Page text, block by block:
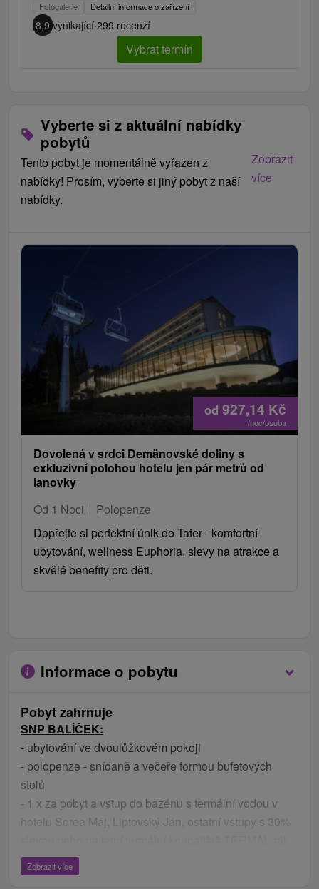
Fotogalerie Detailní informace o zařízení
8,9 vynikající·299 recenzí
Vybrat termín
Vyberte si z aktuální nabídky
pobytů
Tento pobyt je momentálně vyřazen z
nabídky! Prosím, vyberte si jiný pobyt z naší
nabídky.
Zobrazit
více
od 927,14 Kč
/noc/osoba
Dovolená v srdci Demänovské doliny s
exkluzivní polohou hotelu jen pár metrů od
lanovky
Od 1 Noci
Polopenze
Dopřejte si perfektní únik do Tater - komfortní
ubytování, wellness Euphoria, slevy na atrakce a
skvělé benefity pro děti.
Informace o pobytu
Pobyt zahrnuje
SNP BALÍČEK:
- ubytování ve dvoulůžkovém pokoji
- polopenze - snídaně a večeře formou bufetových
stolů
- 1 x za pobyt a vstup do bazénu s termální vodou v
hotelu Sorea Máj, Liptovský Ján, ostatní vstupy s 30%
Liptovský Ján
- 10% sleva na zapůjčení kol a in-line bruslí v SKI
Zobrazit více